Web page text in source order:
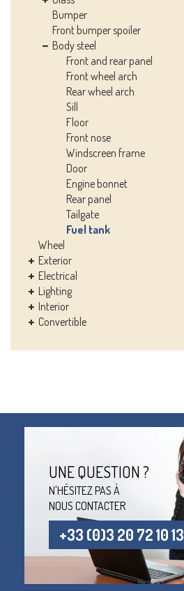
Bumper
Front bumper spoiler
Body steel
Front and rear panel
Front wheel arch
Rear wheel arch
Sill
Floor
Front nose
Windscreen frame
Door
Engine bonnet
Rear panel
Tailgate
Fuel tank
Wheel
Exterior
Electrical
Lighting
Interior
Convertible
UNE QUESTION ?
N'HÉSITEZ PAS À
NOUS CONTACTER
+33 (0)3 20 72 10 13